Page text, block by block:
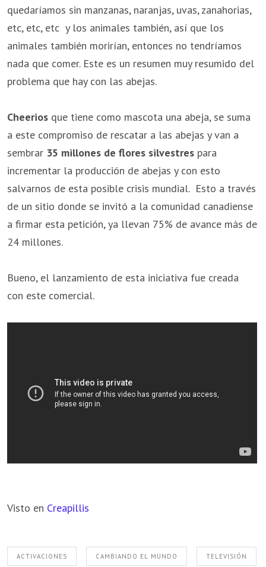
quedaríamos sin manzanas, naranjas, uvas, zanahorias,
etc, etc, etc y los animales también, así que los
animales también morirían, entonces no tendríamos
nada que comer. Este es un resumen muy resumido del
problema que hay con las abejas.
Cheerios que tiene como mascota una abeja, se suma
a este compromiso de rescatar a las abejas y van a
sembrar 35 millones de flores silvestres para
incrementar la producción de abejas y con esto
salvarnos de esta posible crisis mundial. Esto a través
de un sitio donde se invitó a la comunidad canadiense
a firmar esta petición, ya llevan 75% de avance más de
24 millones.
Bueno, el lanzamiento de esta iniciativa fue creada
con este comercial.
Visto en Creapillis
ACTIVACIONES CAMBIANDO EL MUNDO TELEVISIÓN